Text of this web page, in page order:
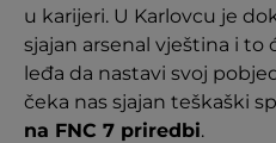
u karijeri. U Karlovcu je
sjajan arsenal vještina i
leđa da nastavi svoj
čeka nas sjajan teškaški
na FNC 7 priredbi.